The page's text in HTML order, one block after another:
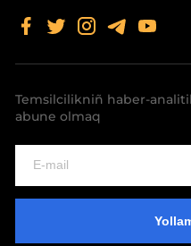
Temsilcilikniñ haber-
abune olmaq